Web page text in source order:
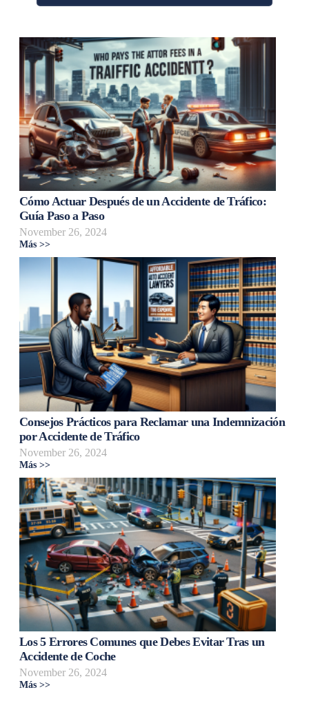
Cómo Actuar Después de un Accidente de Tráfico:
Guía Paso a Paso
November 26, 2024
Más >>
Consejos Prácticos para Reclamar una Indemnización
por Accidente de Tráfico
November 26, 2024
Más >>
Los 5 Errores Comunes que Debes Evitar Tras un
Accidente de Coche
November 26, 2024
Más >>